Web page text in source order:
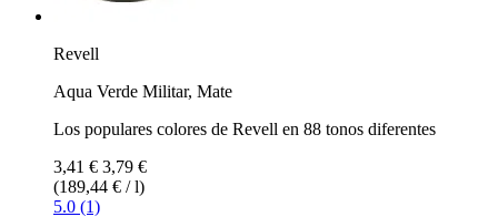
Revell
Aqua Verde Militar, Mate
Los populares colores de Revell en 88 tonos diferentes
3,41 € 3,79 €
(189,44 € / l)
5.0 (1)